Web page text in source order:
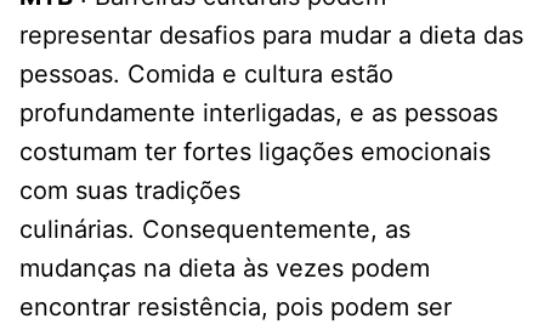
representar desafios para mudar a dieta das
pessoas. Comida e cultura estão
profundamente interligadas, e as pessoas
costumam ter fortes ligações emocionais
com suas tradições
culinárias. Consequentemente, as
mudanças na dieta às vezes podem
encontrar resistência, pois podem ser